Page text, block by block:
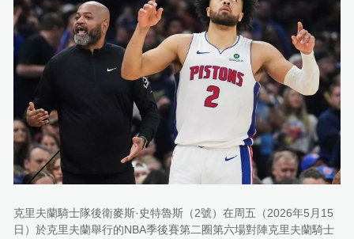
克里夫蘭騎士隊後衛麥斯·史特魯斯（2號）在周五（2026年5月15
日）於克里夫蘭舉行的NBA季後賽第二圈第六場對陣克里夫蘭騎士